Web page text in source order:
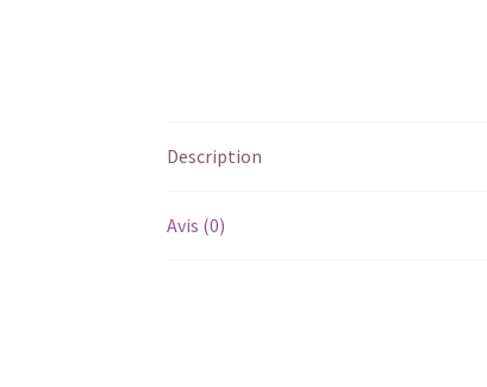
Description
Avis (0)